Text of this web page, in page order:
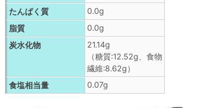
たんぱく質
0.0g
脂質
0.0g
炭水化物
21.14g
（糖質:12.52g、食物
繊維:8.62g）
食塩相当量
0.07g